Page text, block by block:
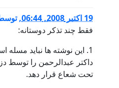
19 اكتبر 2008, 06:44 ,
فقط چند تذکر دوستانه:
1. این نوشته ها نباید
داکتر عبدالرحمن را توسط
تحت شعاع قرار دهد.